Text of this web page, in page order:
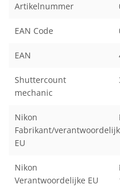
Artikelnummer
EAN Code
EAN
Shuttercount
mechanic
Nikon
Fabrikant/
EU
Nikon
Verantwoordelijke EU